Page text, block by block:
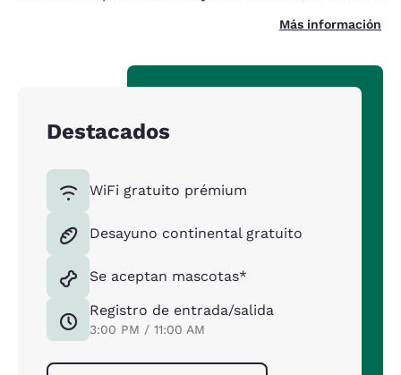
Más información
Destacados
WiFi gratuito prémium
Desayuno continental gratuito
Se aceptan mascotas*
Registro de entrada/salida
3:00 PM / 11:00 AM